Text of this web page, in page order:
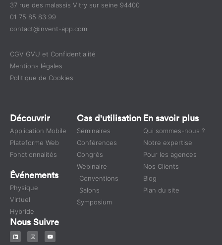
37 rue des malassis Vitry sur seine 94400
01 75 85 83 99
contact@invent-app.com
CGV GVU et Confidentialité
Mentions légales
Politique de Cookies
Découvrir
Application Mobile
Plateforme Web
Fonctionnalités
Événements
Physique
Virtuel
Hybride
Cas d'utilisation
Séminaires
Conférences
Congrès
Webinaire
Conventions
Salons
Symposium
En savoir plus
Qui sommes-nous ?
Notre expertise
Pour les agences
Nos Clients
Blog
Plan du site
Nous Suivre